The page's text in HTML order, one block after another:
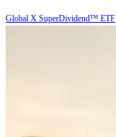
Global X SuperDividend™ ETF